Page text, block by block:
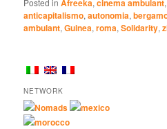
Afreeka cinema ambulant
anticapitalismo,autonomia,
ambulant,Guinea,roma,Solidarity,
NETWORK
Nomads
mexico
morocco